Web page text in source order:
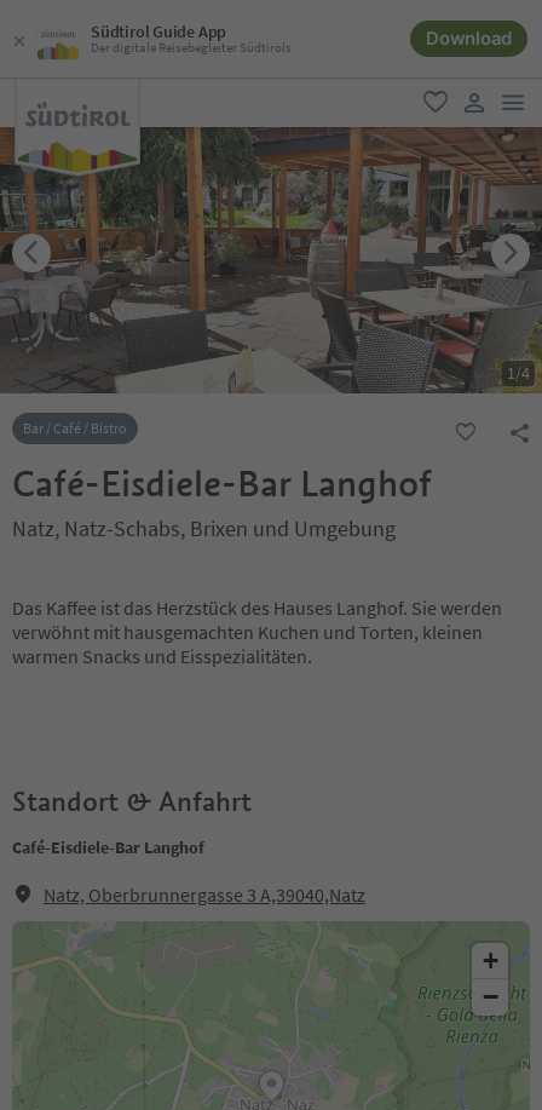
Südtirol Guide App
Der digitale Reisebegleiter Südtirols Download
favorit
user link
1/4
Bar / Café / Bistro
Café-Eisdiele-Bar Langhof
Natz, Natz-Schabs, Brixen und Umgebung
Das Kaffee ist das Herzstück des Hauses Langhof. Sie werden
verwöhnt mit hausgemachten Kuchen und Torten, kleinen
warmen Snacks und Eisspezialitäten.
Standort & Anfahrt
Café-Eisdiele-Bar Langhof
Natz, Oberbrunnergasse 3 A,39040,Natz
+
−